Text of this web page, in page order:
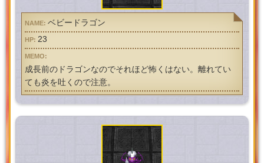
ベビードラゴン
23
成長前のドラゴンなのでそれほど怖くはない。離れてい
ても炎を吐くので注意。